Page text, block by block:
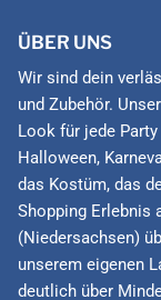
ÜBER UNS
Wir sind dein
und Zubehör.
Look für jede
Halloween,
das Kostüm, das
Shopping Erlebnis
(Niedersachsen)
unserem eigenen
deutlich über